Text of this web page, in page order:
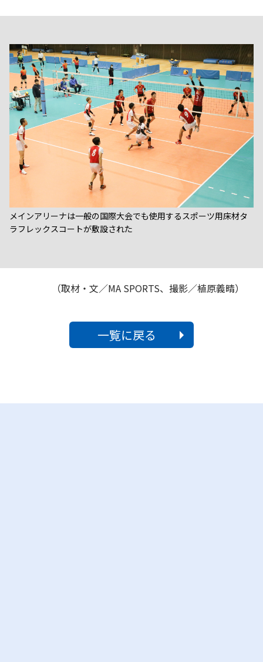
メインアリーナは一般の国際大会でも使用するスポーツ用床材タ
ラフレックスコートが敷設された
（取材・文／MA SPORTS、撮影／植原義晴）
一覧に戻る